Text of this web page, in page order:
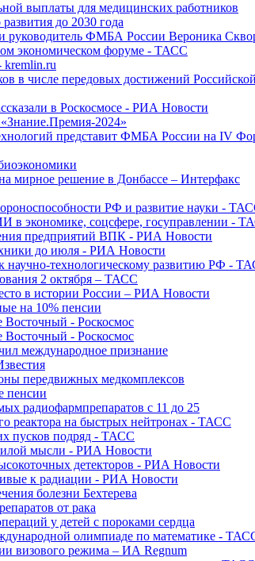
выплаты для медицинских работников
до 2030 года
руководитель ФМБА России Вероника
экономическом форуме - ТАСС
kremlin.ru
в числе передовых достижений
в Роскосмосе - РИА Новости
2024»
представит ФМБА России на IV
мирное решение в Донбассе – Интерфакс
РФ и развитие науки -
в экономике, соцсфере, госуправлении -
предприятий ВПК - РИА Новости
до июля - РИА Новости
научно-технологическому развитию РФ -
2 октября – ТАСС
в истории России – РИА Новости
на 10% пенсии
Восточный - Роскосмос
Восточный - Роскосмос
международное признание
передвижных медкомплексов
пенсии
радиофармпрепаратов с 11 до 25
реактора на быстрых нейтронах - ТАСС
пусков подряд - ТАСС
мысли - РИА Новости
детекторов - РИА Новости
к радиации - РИА Новости
болезни Бехтерева
от рака
у детей с пороками сердца
олимпиаде по математике -
визового режима – ИА Regnum